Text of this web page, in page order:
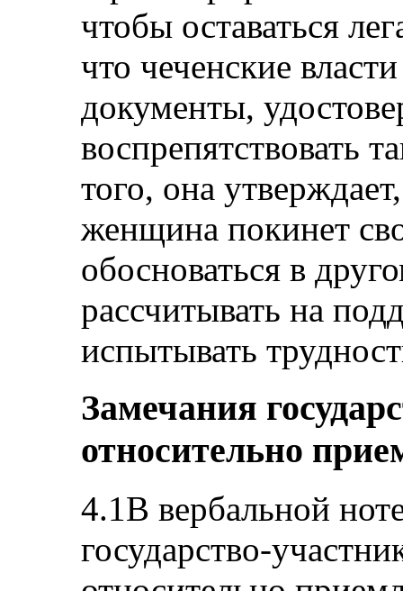
чтобы оставаться
что чеченские
документы,
воспрепятствовать
того, она
женщина покинет
обосноваться в
рассчитывать на
испытывать
Замечания
относительно
4.1В вербальной
государство-